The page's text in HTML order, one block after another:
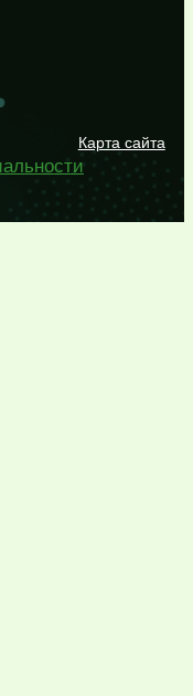
Карта сайта